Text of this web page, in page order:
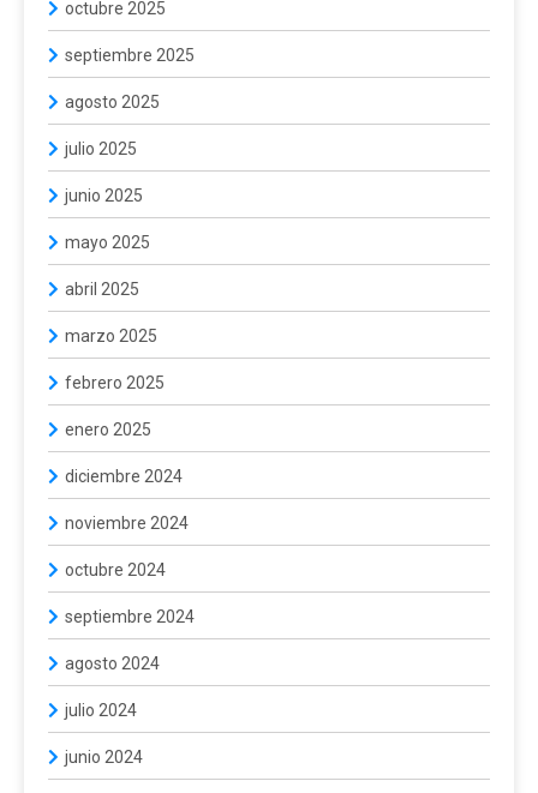
octubre 2025
septiembre 2025
agosto 2025
julio 2025
junio 2025
mayo 2025
abril 2025
marzo 2025
febrero 2025
enero 2025
diciembre 2024
noviembre 2024
octubre 2024
septiembre 2024
agosto 2024
julio 2024
junio 2024